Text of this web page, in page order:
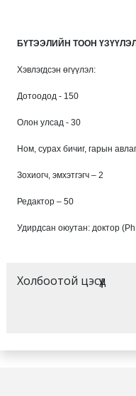
БҮТЭЭЛИЙН ТООН
Хэвлэгдсэн өгүүлэл:
Дотоодод - 150
Олон улсад - 30
Ном, сурах бичиг, гарын
Зохиогч, эмхэтгэгч – 2
Редактор – 50
Удирдсан оюутан: доктор
Холбоотой цэсүүд